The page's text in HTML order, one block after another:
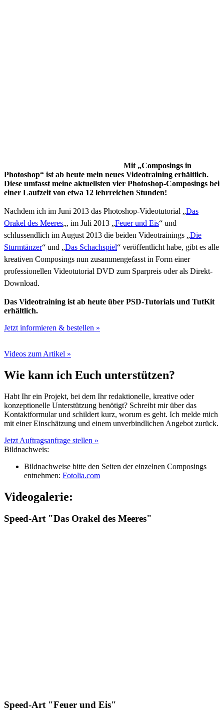
Mit „Composings in
Photoshop“ ist ab heute mein neues Videotraining erhältlich.
Diese umfasst meine aktuellsten vier Photoshop-Composings bei
einer Laufzeit von etwa 12 lehrreichen Stunden!
Nachdem ich im Juni 2013 das Photoshop-Videotutorial „Das
Orakel des Meeres„, im Juli 2013 „Feuer und Eis“ und
schlussendlich im August 2013 die beiden Videotrainings „Die
Sturmtänzer“ und „Das Schachspiel“ veröffentlicht habe, gibt es alle
kreativen Composings nun zusammengefasst in Form einer
professionellen Videotutorial DVD zum Sparpreis oder als Direkt-
Download.
Das Videotraining ist ab heute über PSD-Tutorials und TutKit
erhältlich.
Jetzt informieren & bestellen »
Videos zum Artikel »
Wie kann ich Euch unterstützen?
Habt Ihr ein Projekt, bei dem Ihr redaktionelle, kreative oder
konzeptionelle Unterstützung benötigt? Schreibt mir über das
Kontaktformular und schildert kurz, worum es geht. Ich melde mich
mit einer Einschätzung und einem unverbindlichen Angebot zurück.
Jetzt Auftragsanfrage stellen »
Bildnachweis:
Bildnachweise bitte den Seiten der einzelnen Composings
entnehmen: Fotolia.com
Videogalerie:
Speed-Art "Das Orakel des Meeres"
Speed-Art "Feuer und Eis"